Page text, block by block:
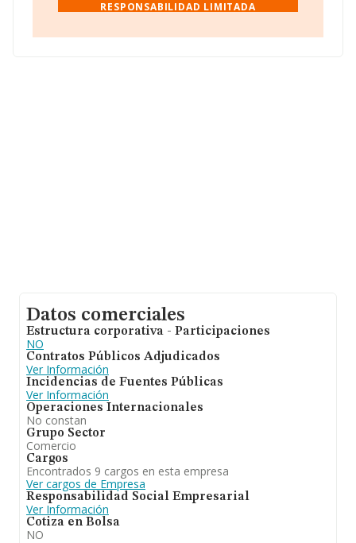
Sevilla, Andalucía.
Con los datos a disposición de INFORMA sobre 12.125
RESPONSABILIDAD LIMITADA
Datos comerciales
Estructura corporativa - Participaciones
NO
Contratos Públicos Adjudicados
Ver Información
Incidencias de Fuentes Públicas
Ver Información
Operaciones Internacionales
No constan
Grupo Sector
Comercio
Cargos
Encontrados 9 cargos en esta empresa
Ver cargos de Empresa
Responsabilidad Social Empresarial
Ver Información
Cotiza en Bolsa
NO